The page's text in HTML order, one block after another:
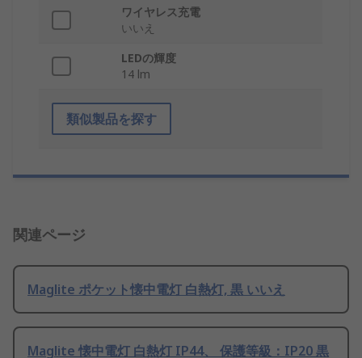
ワイヤレス充電
いいえ
LEDの輝度
14 lm
類似製品を探す
関連ページ
Maglite ポケット懐中電灯 白熱灯, 黒 いいえ
Maglite 懐中電灯 白熱灯 IP44、 保護等級：IP20 黒